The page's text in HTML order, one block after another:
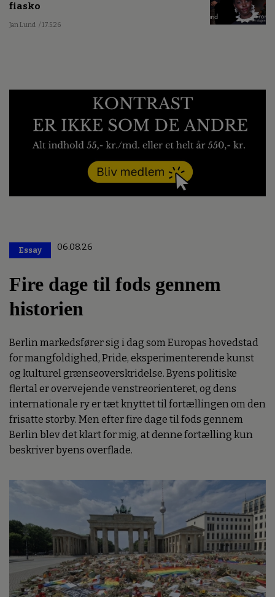
fiasko
Jan Lund / 17.5.26
Essay 06.08.26
Fire dage til fods gennem
historien
Berlin markedsfører sig i dag som Europas hovedstad
for mangfoldighed, Pride, eksperimenterende kunst
og kulturel grænseoverskridelse. Byens politiske
flertal er overvejende venstreorienteret, og dens
internationale ry er tæt knyttet til fortællingen om den
frisatte storby. Men efter fire dage til fods gennem
Berlin blev det klart for mig, at denne fortælling kun
beskriver byens overflade.